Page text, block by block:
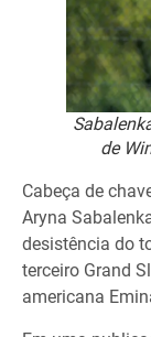
de
Cabeça de
Aryna
desistência do
terceiro Grand
americana